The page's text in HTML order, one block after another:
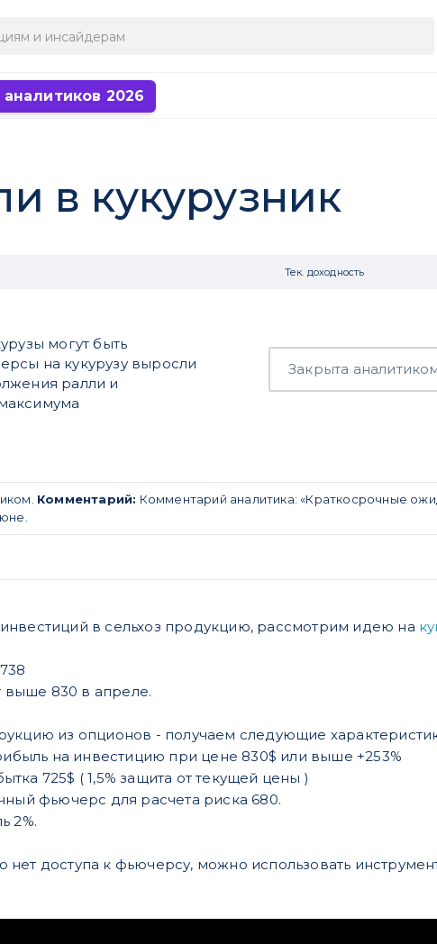
2026
в кукурузник
Тек. доходность
могут быть
на кукурузу выросли
ралли и
Закрыта
Комментарий: Комментарий аналитика: «Краткосрочные
в сельхоз продукцию, рассмотрим идею на
830 в апреле.
из опционов - получаем следующие
на инвестицию при цене 830$ или выше +253%
725$ ( 1,5% защита от текущей цены )
фьючерс для расчета риска 680.
2%.
нет доступа к фьючерсу, можно использовать